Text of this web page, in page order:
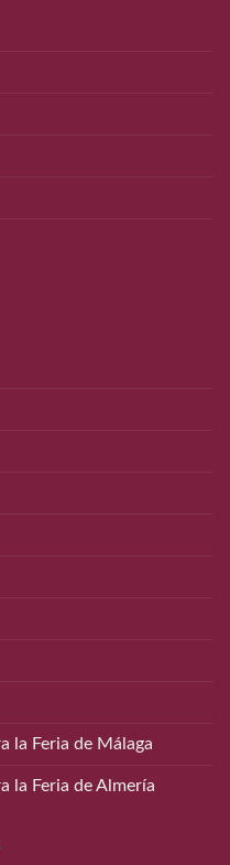
la Feria de Málaga
la Feria de Almería